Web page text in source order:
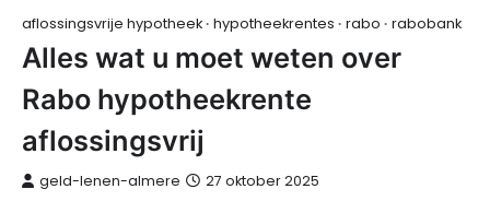
aflossingsvrije hypotheek hypotheekrentes rabo rabobank
Alles wat u moet weten over
Rabo hypotheekrente
aflossingsvrij
geld-lenen-almere 27 oktober 2025